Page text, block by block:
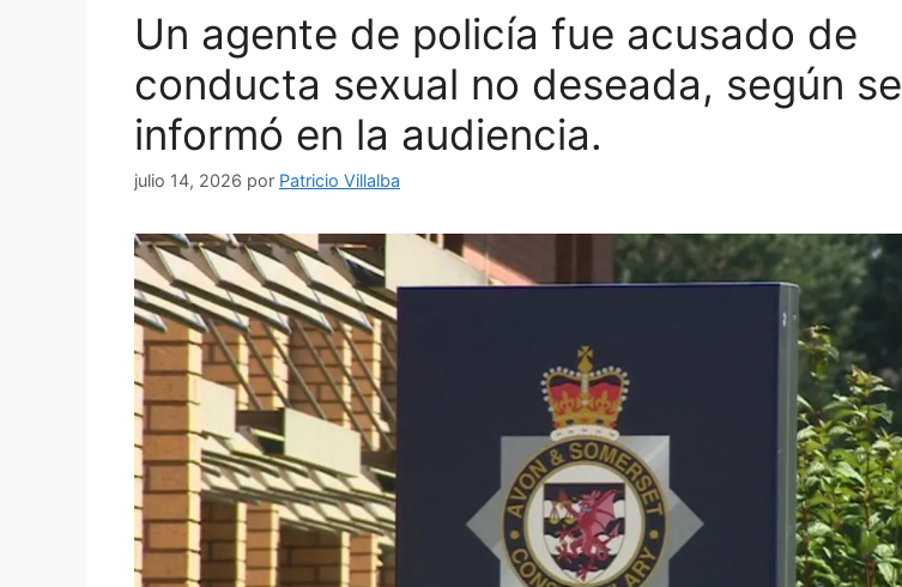
Un agente de policía fue acusado de
conducta sexual no deseada, según se
informó en la audiencia.
julio 14, 2026 por Patricio Villalba